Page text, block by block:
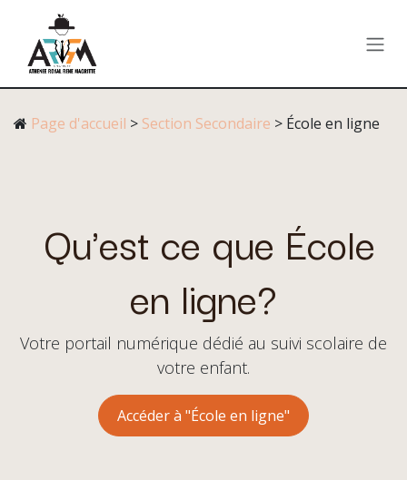
Se rendre au contenu
Page d'accueil > Section Secondaire > École en ligne
Qu'est ce que École
en ligne?
Votre portail numérique dédié au suivi scolaire de
votre enfant.
Accéder à "École en ligne"